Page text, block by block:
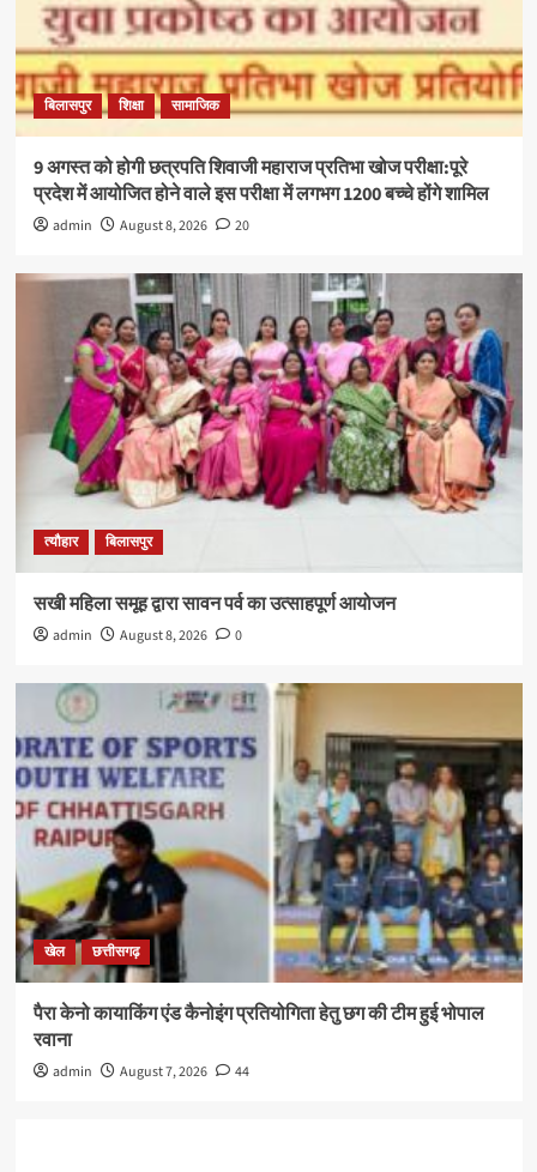
बिलासपुर शिक्षा सामाजिक
9 अगस्त को होगी छत्रपति शिवाजी महाराज प्रतिभा खोज परीक्षा:पूरे
प्रदेश में आयोजित होने वाले इस परीक्षा में लगभग 1200 बच्चे होंगे शामिल
admin August 8, 2026 20
त्यौहार बिलासपुर
सखी महिला समूह द्वारा सावन पर्व का उत्साहपूर्ण आयोजन
admin August 8, 2026 0
खेल छत्तीसगढ़
पैरा केनो कायाकिंग एंड कैनोइंग प्रतियोगिता हेतु छग की टीम हुई भोपाल
रवाना
admin August 7, 2026 44